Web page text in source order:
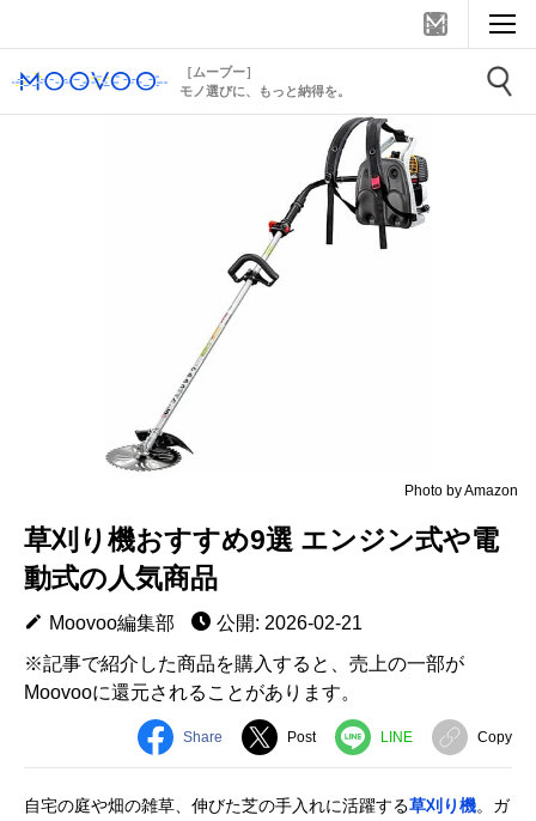
［ムーブー］
モノ選びに、もっと納得を。
Photo by Amazon
草刈り機おすすめ9選 エンジン式や電
動式の人気商品
Moovoo編集部
公開: 2026-02-21
※記事で紹介した商品を購入すると、売上の一部が
Moovooに還元されることがあります。
Share Post LINE Copy
自宅の庭や畑の雑草、伸びた芝の手入れに活躍する草刈り機。ガ